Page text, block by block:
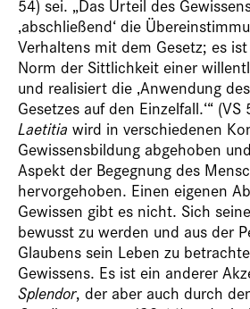
54) sei. „Das Urteil des
‚abschließend‘ die
Verhaltens mit dem Gesetz; es
Norm der Sittlichkeit einer
und realisiert die ‚Anwendung
Gesetzes auf den Einzelfall.‘“
Laetitia wird in verschiedenen
Gewissensbildung abgehoben
Aspekt der Begegnung des
hervorgehoben. Einen eigenen
Gewissen gibt es nicht. Sich
bewusst zu werden und aus der
Glaubens sein Leben zu
Gewissens. Es ist ein anderer
Splendor, der aber auch durch